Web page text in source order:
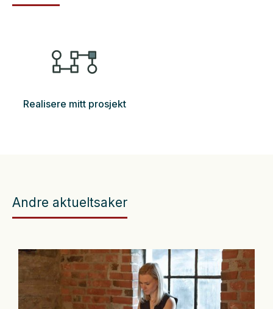
Realisere mitt prosjekt
Andre aktueltsaker